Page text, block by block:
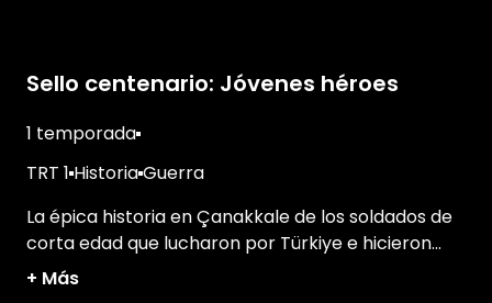
Sello centenario: Jóvenes héroes
1 temporada
TRT 1 HistoriaGuerra
La épica historia en Çanakkale de los soldados de
corta edad que lucharon por Türkiye e hicieron
historia con su heroísmo.
+ Más